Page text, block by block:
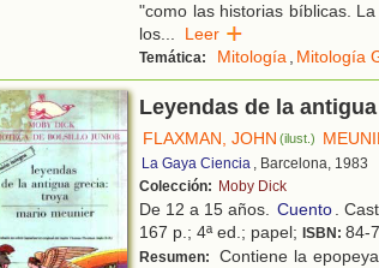
"como las historias bíblicas.
los... Leer
Temática: Mitología, Mitología
Leyendas de la
FLAXMAN, JOHN (ilust.)
La Gaya Ciencia , Barcelona, 1983
Colección: Moby Dick
De 12 a 15 años. Cuento.
167 p.; 4ª ed.; papel; ISBN: 84-
Resumen: Contiene la